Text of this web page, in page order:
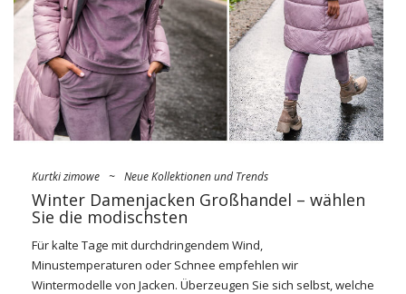
Kurtki zimowe ~ Neue Kollektionen und Trends
Winter Damenjacken Großhandel – wählen
Sie die modischsten
Für kalte Tage mit durchdringendem Wind,
Minustemperaturen oder Schnee empfehlen wir
Wintermodelle von Jacken. Überzeugen Sie sich selbst, welche